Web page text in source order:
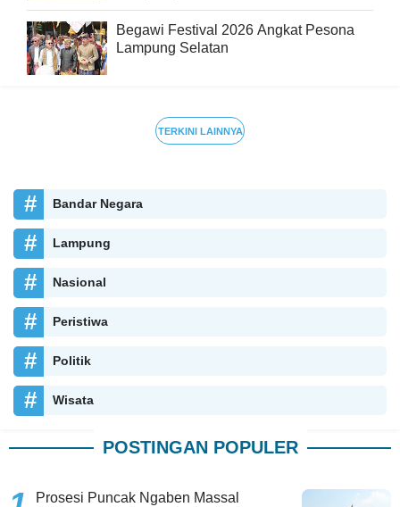
Dose
Begawi Festival 2026 Angkat Pesona
Lampung Selatan
TERKINI LAINNYA
Bandar Negara
Lampung
Nasional
Peristiwa
Politik
Wisata
POSTINGAN POPULER
Prosesi Puncak Ngaben Massal